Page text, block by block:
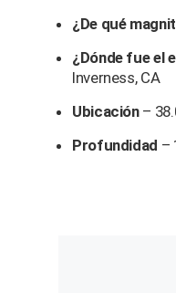
¿De qué
¿Dónde fue el
Inverness, CA
Ubicación–
Profundidad –